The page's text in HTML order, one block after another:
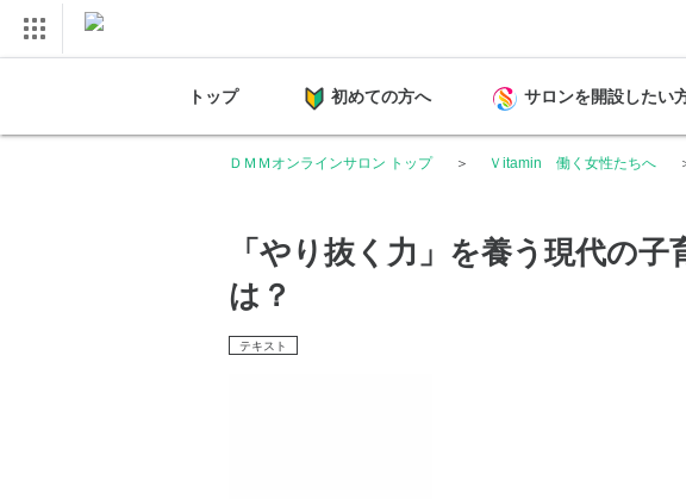
トップ 初めての方へ サロンを開設したい
ＤＭＭオンラインサロン トップ Ｖitamin 働く女性たちへ
「やり抜く力」を養う現代の子
は？
テキスト